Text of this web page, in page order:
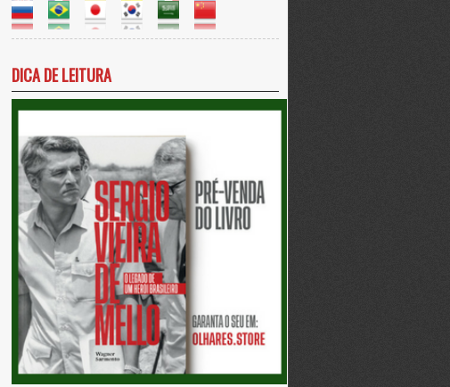
DICA DE LEITURA